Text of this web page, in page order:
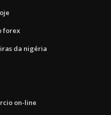
forex
da nigéria
on-line